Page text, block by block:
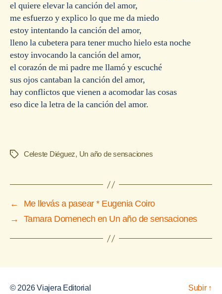
el quiere elevar la canción del amor,
me esfuerzo y explico lo que me da miedo
estoy intentando la canción del amor,
lleno la cubetera para tener mucho hielo esta noche
estoy invocando la canción del amor,
el corazón de mi padre me llamó y escuché
sus ojos cantaban la canción del amor,
hay conflictos que vienen a acomodar las cosas
eso dice la letra de la canción del amor.
EtiquetasCeleste Diéguez, Un año de sensaciones
←
Me llevás a pasear * Eugenia Coiro
→
Tamara Domenech en Un año de sensaciones
© 2026Viajera Editorial Subir ↑